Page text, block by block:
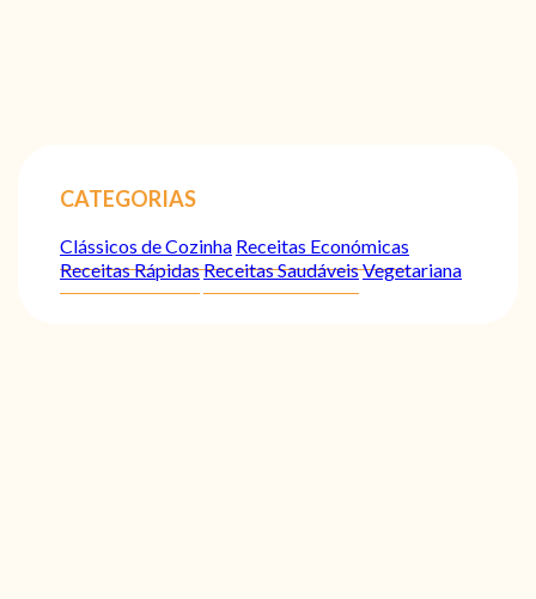
CATEGORIAS
Clássicos de Cozinha Receitas Económicas
Receitas RápidasReceitas SaudáveisVegetariana